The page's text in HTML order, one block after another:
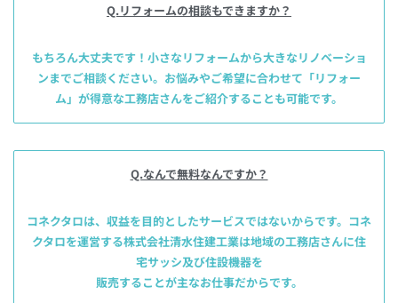
Q.リフォームの相談もできますか？
もちろん大丈夫です！ 小さなリフォームから大きなリノベーショ
ンまでご相談ください。 お悩みやご希望に合わせて 「リフォー
ム」が得意な工務店さんをご紹介することも可能です。
Q.なんで無料なんですか？
コネクタロは、 収益を目的としたサービスではないからです。コネ
クタロを運営する株式会社清水住建工業は地域の工務店さんに住
宅サッシ及び住設機器を
販売することが主なお仕事だからです。